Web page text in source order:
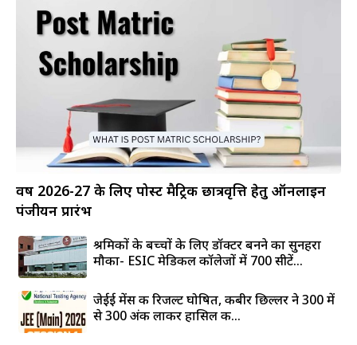
वर्ष 2026-27 के लिए पोस्ट मैट्रिक छात्रवृत्ति हेतु ऑनलाइन
पंजीयन प्रारंभ
श्रमिकों के बच्चों के लिए डॉक्टर बनने का सुनहरा
मौका- ESIC मेडिकल कॉलेजों में 700 सीटें...
जेईई मेंस की रिजल्ट घोषित, कबीर छिल्लर ने 300 में
से 300 अंक लाकर हासिल की...